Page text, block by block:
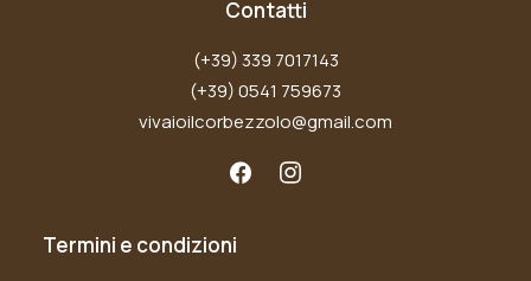
Contatti
(+39) 339 7017143
(+39) 0541 759673
vivaioilcorbezzolo@gmail.com
Termini e condizioni